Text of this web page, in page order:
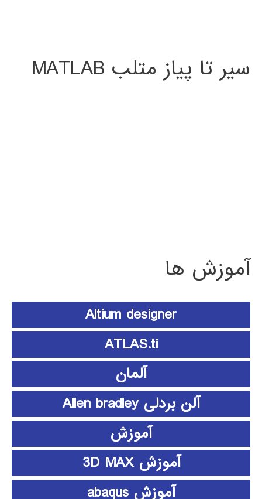
سیر تا پیاز متلب MATLAB
آموزش ها
Altium designer
ATLAS.ti
آلمان
آلن بردلی Allen bradley
آموزش
آموزش 3D MAX
آموزش abaqus